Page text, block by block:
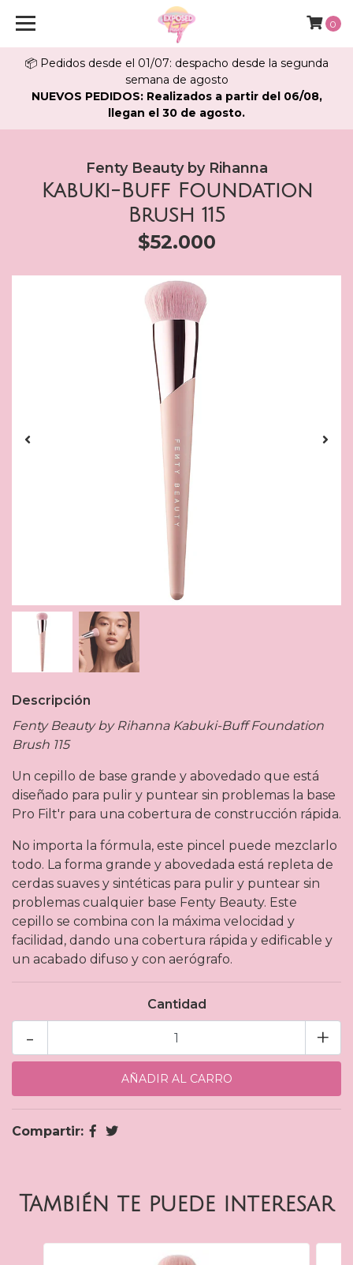
📦 Pedidos desde el 01/07: despacho desde la segunda
semana de agosto
NUEVOS PEDIDOS: Realizados a partir del 06/08,
llegan el 30 de agosto.
0
Fenty Beauty by Rihanna
Kabuki-Buff Foundation
Brush 115
$52.000
Descripción
Fenty Beauty by Rihanna Kabuki-Buff Foundation
Brush 115
Un cepillo de base grande y abovedado que está
diseñado para pulir y puntear sin problemas la base
Pro Filt'r para una cobertura de construcción rápida.
No importa la fórmula, este pincel puede mezclarlo
todo. La forma grande y abovedada está repleta de
cerdas suaves y sintéticas para pulir y puntear sin
problemas cualquier base Fenty Beauty. Este
cepillo se combina con la máxima velocidad y
facilidad, dando una cobertura rápida y edificable y
un acabado difuso y con aerógrafo.
Cantidad
+
-
Compartir:
También te puede interesar